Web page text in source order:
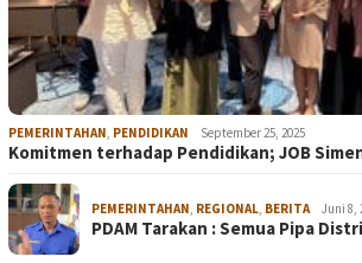
PEMERINTAHAN PENDIDIKAN September 25, 2025
Komitmen terhadap Pendidikan; JOB
PEMERINTAHAN REGIONAL BERITA Juni 8,
PDAM Tarakan : Semua Pipa